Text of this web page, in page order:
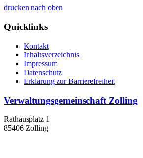
drucken nach oben
Quicklinks
Kontakt
Inhaltsverzeichnis
Impressum
Datenschutz
Erklärung zur Barrierefreiheit
Verwaltungsgemeinschaft Zolling
Rathausplatz 1
85406 Zolling